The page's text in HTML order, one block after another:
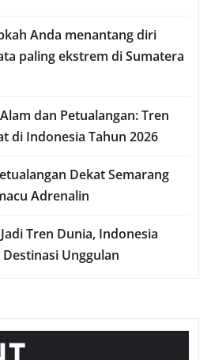
Anda menantang diri
paling ekstrem di Sumatera
dan Petualangan: Tren
di Indonesia Tahun 2026
Dekat Semarang
Adrenalin
Tren Dunia, Indonesia
Unggulan